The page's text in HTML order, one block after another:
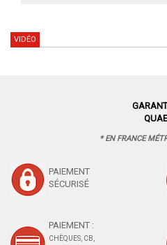
VIDÉO
QUAE
* EN FRANCE
PAIEMENT
SÉCURISÉ
PAIEMENT :
CHÈQUES, CB,